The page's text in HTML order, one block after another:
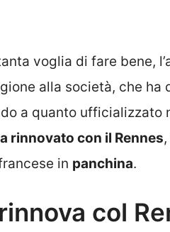
voglia di fare bene,
alla società, che
a quanto ufficializzato
rinnovato con il Rennes
in panchina.
col